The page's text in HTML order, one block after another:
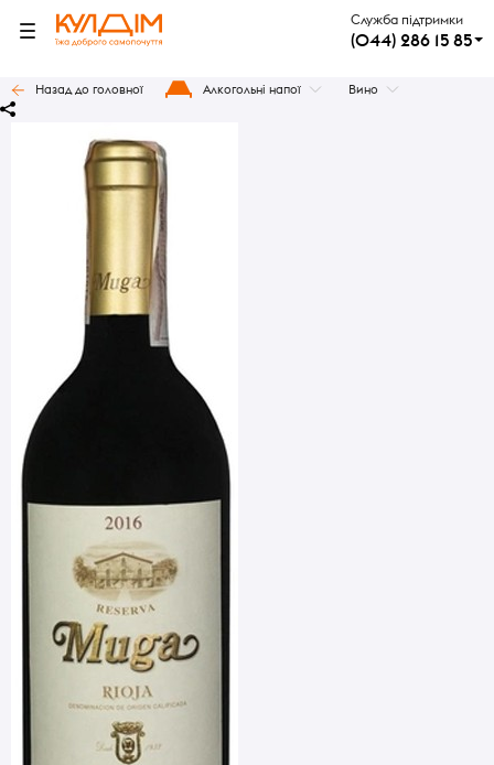
Служба підтримки
(044) 286 15 85
Назад до головної Алкогольні напої Вино